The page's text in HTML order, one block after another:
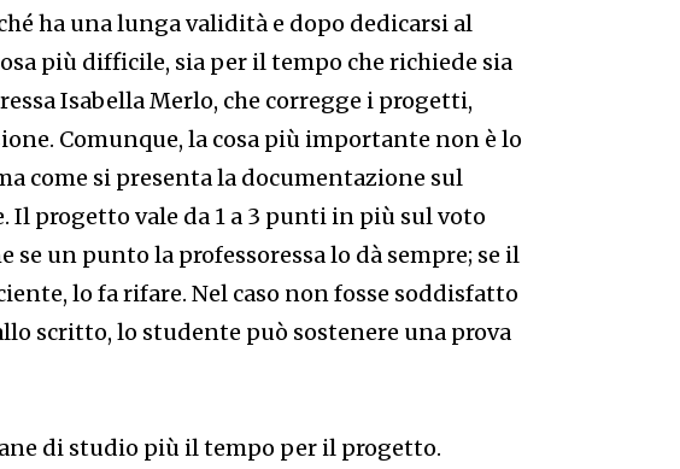
ha una lunga validità e dopo dedicarsi al
più difficile, sia per il tempo che richiede sia
Isabella Merlo, che corregge i progetti,
Comunque, la cosa più importante non è lo
come si presenta la documentazione sul
Il progetto vale da 1 a 3 punti in più sul voto
se un punto la professoressa lo dà sempre; se il
lo fa rifare. Nel caso non fosse soddisfatto
scritto, lo studente può sostenere una prova
di studio più il tempo per il progetto.